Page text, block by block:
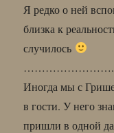
Я редко о ней
близка к
случилось
…………………….
Иногда мы с
в гости. У него
пришли в одной